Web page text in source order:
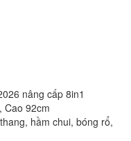
nâng cấp 8in1
Cao 92cm
hầm chui, bóng rổ,